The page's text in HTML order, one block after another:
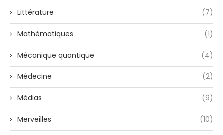
Littérature (7)
Mathématiques (1)
Mécanique quantique (4)
Médecine (2)
Médias (9)
Merveilles (10)